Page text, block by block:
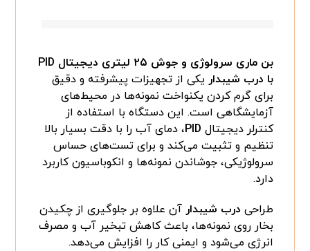
بن ماری سرولوژی و جوش ۲۵ لیتری دیجیتال PID
با درب شیبدار یکی از تجهیزات پیشرفته و دقیق
برای گرم‌ کردن یکنواخت نمونه‌ها در محیط‌های
آزمایشگاهی است. این دستگاه با استفاده از
کنترلر دیجیتال PID، دمای آب را با دقت بسیار بالا
تنظیم و تثبیت می‌کند و برای تست‌های حساس
سرولوژیکی، جوشاندن نمونه‌ها و انکوباسیون کاربرد
دارد.
طراحی درب شیبدار آن علاوه‌ بر جلوگیری از چکیدن
بخار روی نمونه‌ها، باعث کاهش تبخیر آب و مصرف
انرژی می‌شود و ایمنی کار را افزایش می‌دهد.